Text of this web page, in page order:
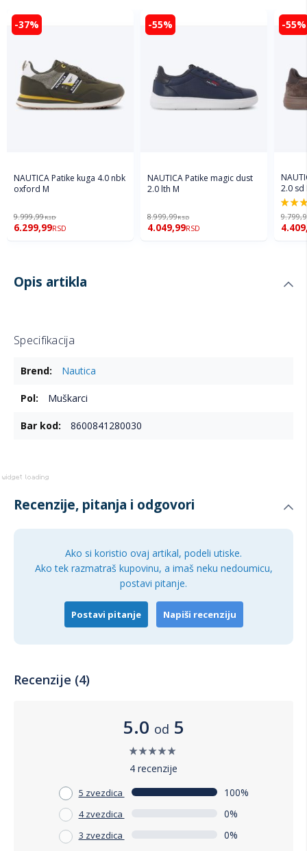
-37%
NAUTICA Patike kuga 4.0 nbk
oxford M
9.999,99RSD
6.299,99RSD
-55%
NAUTICA Patike magic dust
2.0 lth M
8.999,99RSD
4.049,99RSD
-55%
2.0 sd
100%
Opis artikla
Specifikacija
informacijaNautica
Muškarci
8600841280030
Recenzije, pitanja i odgovori
Ako si koristio ovaj artikal, podeli utiske.
Ako tek razmatraš kupovinu, a imaš neku nedoumicu,
postavi pitanje.
Postavi pitanje Napiši recenziju
Recenzije (4)
5.0 od 5
4 recenzije
5 zvezdica 100%
4 zvezdica 0%
3 zvezdica 0%